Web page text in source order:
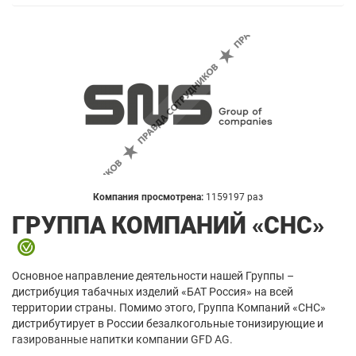
Компания просмотрена: 1159197 раз
ГРУППА КОМПАНИЙ «СНС»
Основное направление деятельности нашей Группы –
дистрибуция табачных изделий «БАТ Россия» на всей
территории страны. Помимо этого, Группа Компаний «СНС»
дистрибутирует в России безалкогольные тонизирующие и
газированные напитки компании GFD AG.